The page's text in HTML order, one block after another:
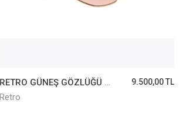
RETRO GÜNEŞ GÖZLÜĞÜ RS2626-02
Retro
9.500,00 TL